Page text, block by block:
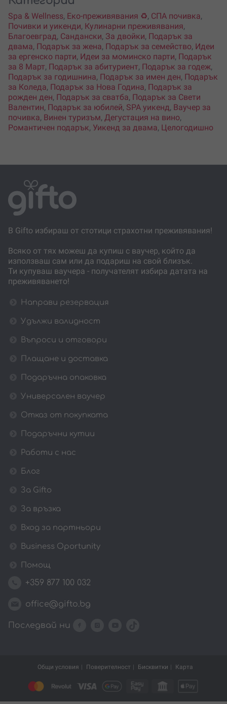
Spa & Wellness, Еко-преживявания ♻️, СПА почивка,
Почивки и уикенди, Кулинарни преживявания,
Благоевград, Сандански, За двойки, Подарък за
двама, Подарък за жена, Подарък за семейство, Идеи
за ергенско парти, Идеи за моминско парти, Подарък
за 8 Март, Подарък за абитуриент, Подарък за годеж,
Подарък за годишнина, Подарък за имен ден, Подарък
за Коледа, Подарък за Нова Година, Подарък за
рожден ден, Подарък за сватба, Подарък за Свети
Валентин, Подарък за юбилей, SPA уикенд, Ваучер за
почивка, Винен туризъм, Дегустация на вино,
Романтичен подарък, Уикенд за двама, Целогодишно
В Gifto избираш от стотици страхотни преживявания!
Всяко от тях можеш да купиш с ваучер, който да
използваш сам или да подариш на свой близък.
Ти купуваш ваучера - получателят избира датата на
преживяването!
Направи резервация
Удължи валидност
Въпроси и отговори
Плащане и доставка
Подаръчна опаковка
Универсален ваучер
Отказ от покупката
Подаръчни кутии
Работи с нас
Блог
За Gifto
За връзка
Вход за партньори
Business Oportunity
Помощ
+359 877 100 032
office@gifto.bg
Последвай ни
Общи условия Поверителност Бисквитки Карта